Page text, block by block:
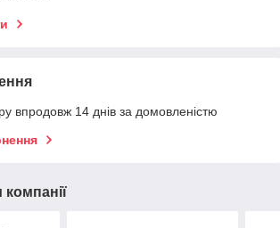
впродовж 14 днів за домовленістю
компанії